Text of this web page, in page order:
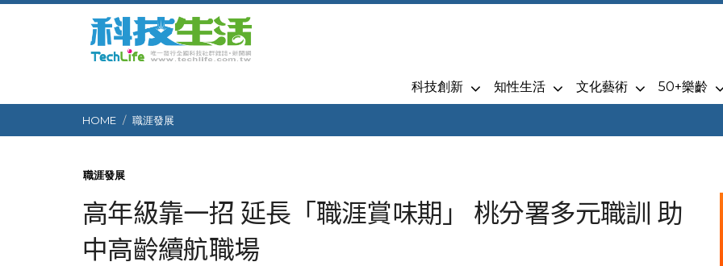
科技創新 知性生活 文化藝術 50+樂齡
HOME 職涯發展
職涯發展
高年級靠一招 延長「職涯賞味期」 桃分署多元職訓 助
中高齡續航職場